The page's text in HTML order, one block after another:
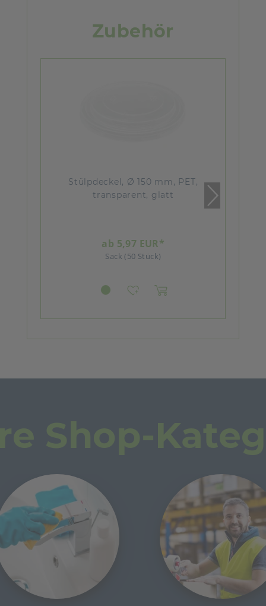
Zubehör
Stülpdeckel, Ø 150 mm, PET,
transparent, glatt
ab 5,97 EUR*
Sack (50 Stück)